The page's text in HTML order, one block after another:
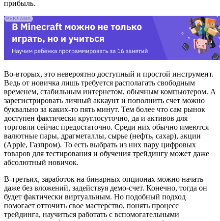
прибыль.
Во-вторых, это невероятно доступный и простой инструмент.
Ведь от новичка лишь требуется располагать свободным
временем, стабильным интернетом, обычным компьютером. А
зарегистрировать личный аккаунт и пополнить счет можно
буквально за каких-то пять минут. Тем более что сам рынок
доступен фактически круглосуточно, да и активов для
торговли сейчас предостаточно. Среди них обычно имеются
валютные пары, драгметаллы, сырье (нефть, сахар), акции
(Apple, Газпром). То есть выбрать из них пару цифровых
товаров для тестирования и обучения трейдингу может даже
абсолютный новичок.
В-третьих, заработок на бинарных опционах можно начать
даже без вложений, задействуя демо-счет. Конечно, тогда он
будет фактически виртуальным. Но подобный подход
помогает отточить свое мастерство, понять процесс
трейдинга, научиться работать с вспомогательными